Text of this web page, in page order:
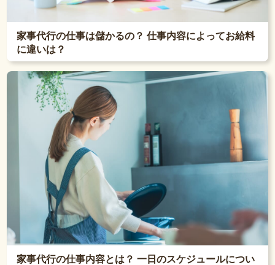
家事代行の仕事は儲かるの？ 仕事内容によってお給料
に違いは？
家事代行の仕事内容とは？ 一日のスケジュールについ